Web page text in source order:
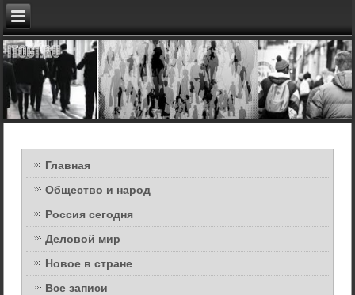
Главная
Общество и народ
Россия сегодня
Деловой мир
Новое в стране
Все записи